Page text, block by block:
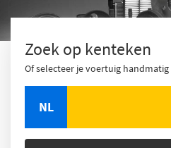
Zoek op kenteken
Of selecteer je voertuig handmatig
NL